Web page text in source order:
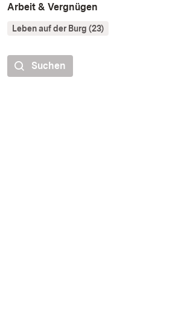
Arbeit & Vergnügen
Leben auf der Burg (23)
Suchen